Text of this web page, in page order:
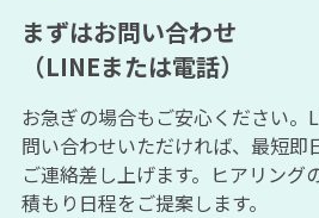
まずはお問い合わせ
（LINEまたは電話）
お急ぎの場合もご安心ください。
問い合わせいただければ、最短即
ご連絡差し上げます。ヒアリング
積もり日程をご提案します。